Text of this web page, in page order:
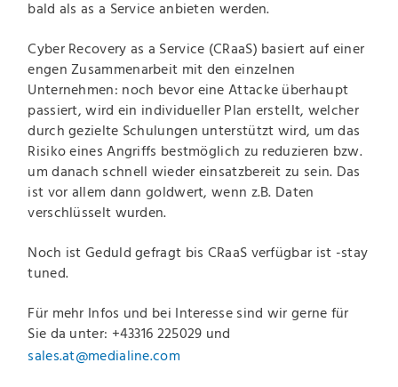
bald als as a Service anbieten werden.
Cyber Recovery as a Service (CRaaS) basiert auf einer
engen Zusammenarbeit mit den einzelnen
Unternehmen: noch bevor eine Attacke überhaupt
passiert, wird ein individueller Plan erstellt, welcher
durch gezielte Schulungen unterstützt wird, um das
Risiko eines Angriffs bestmöglich zu reduzieren bzw.
um danach schnell wieder einsatzbereit zu sein. Das
ist vor allem dann goldwert, wenn z.B. Daten
verschlüsselt wurden.
Noch ist Geduld gefragt bis CRaaS verfügbar ist -stay
tuned.
Für mehr Infos und bei Interesse sind wir gerne für
Sie da unter: +43316 225029 und
sales.at@medialine.com